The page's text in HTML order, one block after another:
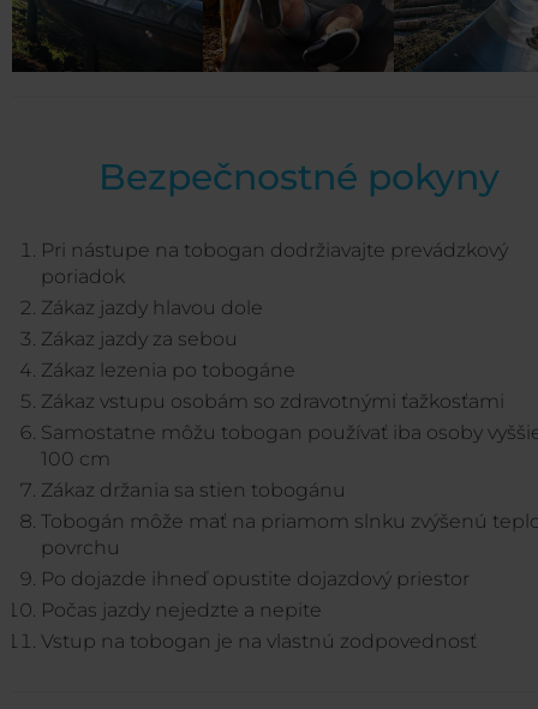
Bezpečnostné pokyny
Pri nástupe na tobogan dodržiavajte prevádzkový
poriadok
Zákaz jazdy hlavou dole
Zákaz jazdy za sebou
Zákaz lezenia po tobogáne
Zákaz vstupu osobám so zdravotnými ťažkosťami
Samostatne môžu tobogan používať iba osoby
100 cm
Zákaz držania sa stien tobogánu
Tobogán môže mať na priamom slnku zvýšenú
povrchu
Po dojazde ihneď opustite dojazdový priestor
Počas jazdy nejedzte a nepite
Vstup na tobogan je na vlastnú zodpovednosť